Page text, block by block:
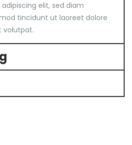
elit, sed diam
tincidunt ut laoreet dolore
volutpat.